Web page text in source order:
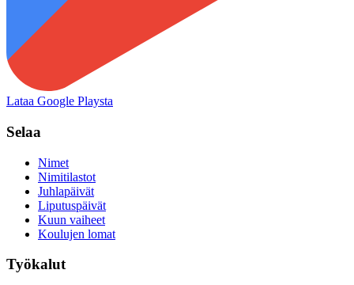
Lataa Google Playsta
Selaa
Nimet
Nimitilastot
Juhlapäivät
Liputuspäivät
Kuun vaiheet
Koulujen lomat
Työkalut